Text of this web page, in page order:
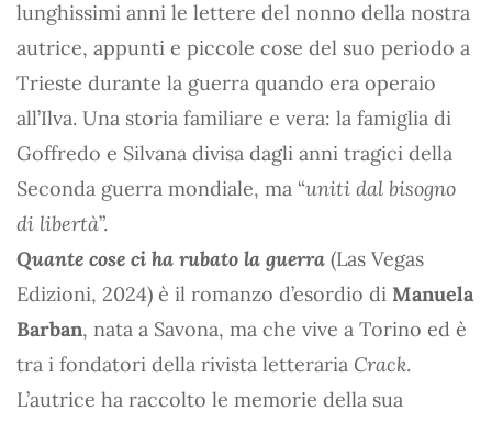
lunghissimi anni le lettere del nonno della nostra
autrice, appunti e piccole cose del suo periodo a
Trieste durante la guerra quando era operaio
all’Ilva. Una storia familiare e vera: la famiglia di
Goffredo e Silvana divisa dagli anni tragici della
Seconda guerra mondiale, ma “uniti dal bisogno
di libertà”.
Quante cose ci ha rubato la guerra (Las Vegas
Edizioni, 2024) è il romanzo d’esordio di Manuela
Barban, nata a Savona, ma che vive a Torino ed è
tra i fondatori della rivista letteraria Crack.
L’autrice ha raccolto le memorie della sua